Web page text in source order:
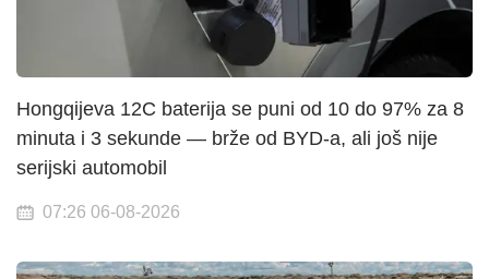
Hongqijeva 12C baterija se puni od 10 do 97% za 8
minuta i 3 sekunde — brže od BYD-a, ali još nije
serijski automobil
07:26 06-08-2026